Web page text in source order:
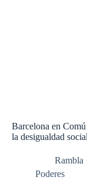
Barcelona en
la desigualdad social
Rambla
Poderes